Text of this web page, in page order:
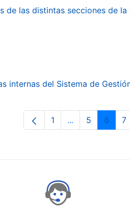
las distintas secciones de la
internas del Sistema de
Pàgina
1 ...Pàgines
Pàgina
5 Pàgina
6 7